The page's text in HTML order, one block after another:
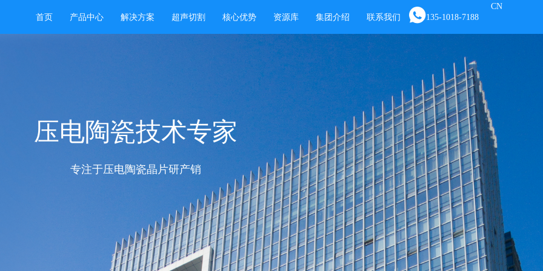
首页 产品中心 解决方案 超声切割 核心优势 资源库 集团介绍 联系我们 135-1018-7188
CN
压电陶瓷技术专家
专注于压电陶瓷晶片研产销